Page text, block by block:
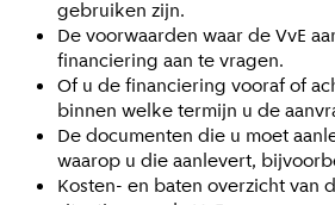
gebruiken zijn.
De voorwaarden waar de VvE
financiering aan te vragen.
Of u de financiering vooraf of
binnen welke termijn u de
De documenten die u moet
waarop u die aanlevert,
Kosten- en baten overzicht van